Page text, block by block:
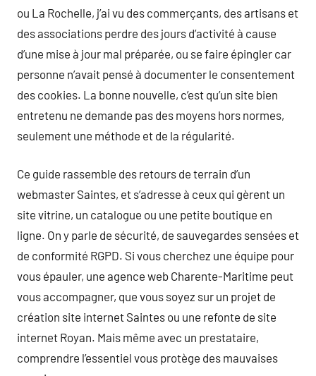
ou La Rochelle, j’ai vu des commerçants, des artisans et
des associations perdre des jours d’activité à cause
d’une mise à jour mal préparée, ou se faire épingler car
personne n’avait pensé à documenter le consentement
des cookies. La bonne nouvelle, c’est qu’un site bien
entretenu ne demande pas des moyens hors normes,
seulement une méthode et de la régularité.
Ce guide rassemble des retours de terrain d’un
webmaster Saintes, et s’adresse à ceux qui gèrent un
site vitrine, un catalogue ou une petite boutique en
ligne. On y parle de sécurité, de sauvegardes sensées et
de conformité RGPD. Si vous cherchez une équipe pour
vous épauler, une agence web Charente-Maritime peut
vous accompagner, que vous soyez sur un projet de
création site internet Saintes ou une refonte de site
internet Royan. Mais même avec un prestataire,
comprendre l’essentiel vous protège des mauvaises